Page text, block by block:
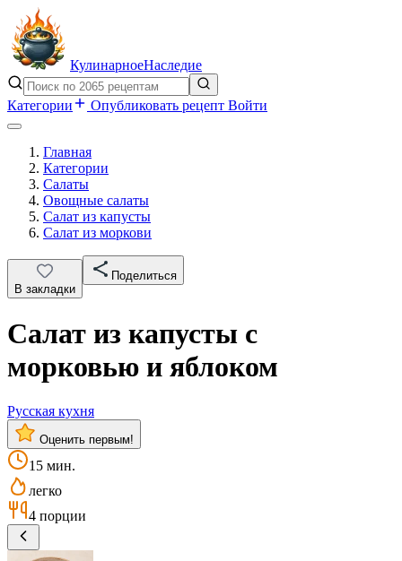
КулинарноеНаследие
Категории Опубликовать рецепт Войти
Главная
Категории
Салаты
Овощные салаты
Салат из капусты
Салат из моркови
В закладки
Поделиться
Салат из капусты с
морковью и яблоком
Русская кухня
Оценить первым!
15 мин.
легко
4 порции